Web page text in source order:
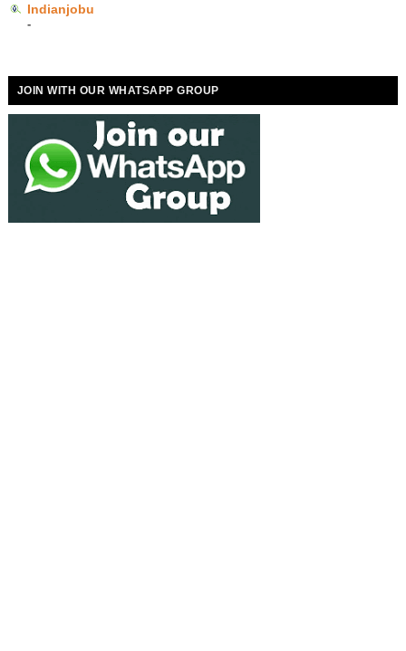
Indianjobu
-
JOIN WITH OUR WHATSAPP GROUP